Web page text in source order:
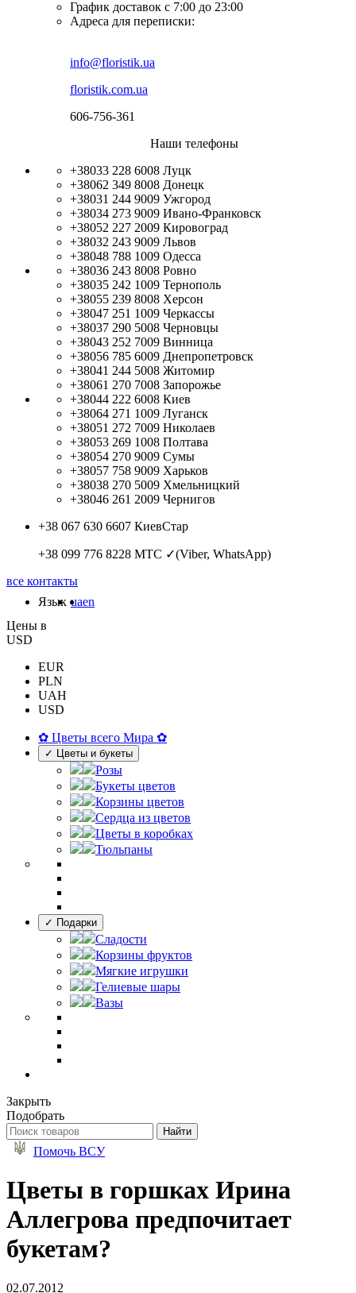
График доставок с 7:00 до 23:00
Адреса для переписки:
info@floristik.ua
floristik.com.ua
606-756-361
Наши телефоны
+38033 228 6008 Луцк
+38062 349 8008 Донецк
+38031 244 9009 Ужгород
+38034 273 9009 Ивано-Франковск
+38052 227 2009 Кировоград
+38032 243 9009 Львов
+38048 788 1009 Одесса
+38036 243 8008 Ровно
+38035 242 1009 Тернополь
+38055 239 8008 Херсон
+38047 251 1009 Черкассы
+38037 290 5008 Черновцы
+38043 252 7009 Винница
+38056 785 6009 Днепропетровск
+38041 244 5008 Житомир
+38061 270 7008 Запорожье
+38044 222 6008 Киев
+38064 271 1009 Луганск
+38051 272 7009 Николаев
+38053 269 1008 Полтава
+38054 270 9009 Сумы
+38057 758 9009 Харьков
+38038 270 5009 Хмельницкий
+38046 261 2009 Чернигов
+38 067 630 6607 КиевСтар
+38 099 776 8228 МТС ✓(Viber, WhatsApp)
все контакты
Язык uaen
Цены в
USD
EUR
PLN
UAH
USD
✿ Цветы всего Мира ✿
✓ Цветы и букеты
Розы
Букеты цветов
Корзины цветов
Сердца из цветов
Цветы в коробках
Тюльпаны
✓ Подарки
Сладости
Корзины фруктов
Мягкие игрушки
Гелиевые шары
Вазы
Закрыть
Подобрать
Помочь ВСУ
Цветы в горшках Ирина
Аллегрова предпочитает
букетам?
02.07.2012